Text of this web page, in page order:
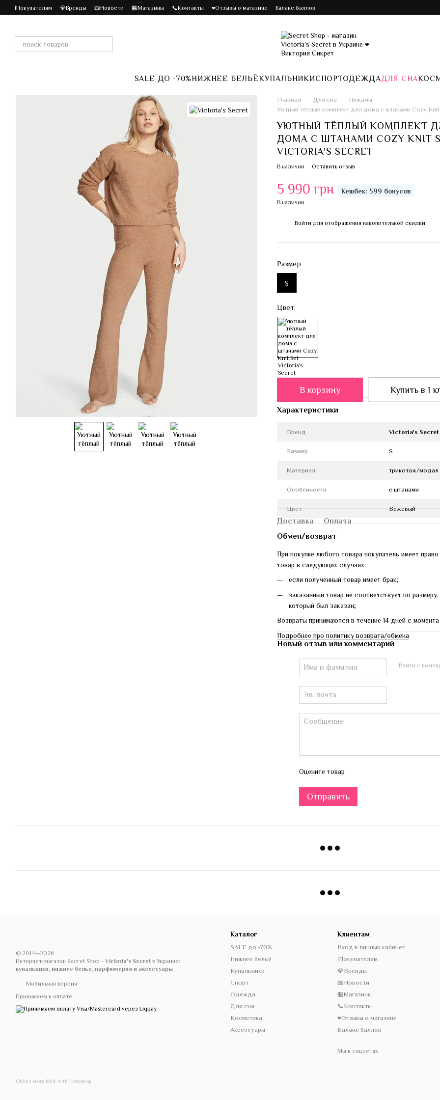
Перейти к основному контенту
ℹ️Покупателям 💎Бренды 📖Новости 🏪Магазины 📞Контакты ❤️Отзывы о магазине Баланс баллов
SALE ДО -70%НИЖНЕЕ БЕЛЬЁКУПАЛЬНИКИСПОРТОДЕЖДАДЛЯ СНА
Главная Для сна
Пижамы
Уютный тёплый комплект для дома с штанами Cozy
УЮТНЫЙ ТЁПЛЫЙ КОМПЛЕКТ
ДОМА С ШТАНАМИ COZY KNIT
VICTORIA'S SECRET
В наличии Оставить отзыв
5 990 грн Кешбек: 599 бонусов
В наличии
Войти для отображения накопительной скидки
Размер
S
Цвет:
В корзину Купить в 1
Характеристики
Бренд Victoria's Secret
Размер S
Материал трикотаж/модал
Особенности с штанами
Цвет Бежевый
Доставка
Оплата
Обмен/возврат
При покупке любого товара покупатель имеет
товар в следующих случаях:
если полученный товар имеет брак;
заказанный товар не соответствует по
который был заказан;
Возвраты принимаются в течение 14 дней с
Подробнее про политику возврата/обмена
Новый отзыв или комментарий
Войти с
Оцените товар
Отправить
© 2014—2026
Интернет-магазин Secret Shop - Victoria's Secret в Украине:
купальники, нижнее белье, парфюмерия и аксессуары
Мобильная версия
Принимаем к оплате
Online store built with Horoshop
Каталог
SALE до -70%
Нижнее бельё
Купальники
Спорт
Одежда
Для сна
Косметика
Аксессуары
Клиентам
Вход в личный кабинет
ℹ️Покупателям
💎Бренды
📖Новости
🏪Магазины
📞Контакты
❤️Отзывы о магазине
Баланс баллов
Мы в соцсетях